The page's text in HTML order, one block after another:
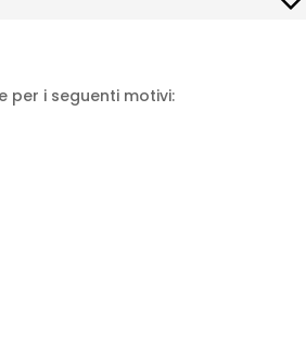
per i seguenti motivi: